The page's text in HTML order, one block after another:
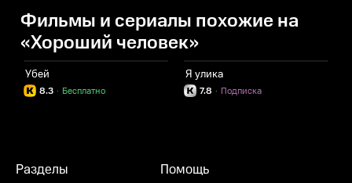
Фильмы и сериалы похожие на
«Хороший человек»
Убей
8.3 Бесплатно
·
Я улика
7.8 Подписка
·
Разделы Помощь